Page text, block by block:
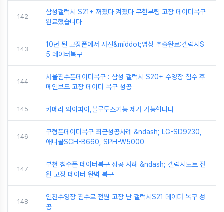
142
삼성갤럭시 S21+ 꺼졌다 켜졌다 무한부팅 고장 데이터복구
완료했습니다
143
10년 된 고장폰에서 사진&middot;영상 추출완료:갤럭시S
5 데이터복구
144
서울침수폰데이터복구 : 삼성 갤럭시 S20+ 수영장 침수 후
메인보드 고장 데이터 복구 성공
145 카메라 와이파이,블루투스기능 제거 가능합니다
146
구형폰데이터복구 최근성공사례 &ndash; LG-SD9230,
애니콜SCH-B660, SPH-W5000
147
부천 침수폰 데이터복구 성공 사례 &ndash; 갤럭시노트 전
원 고장 데이터 완벽 복구
148
인천수영장 침수로 전원 고장 난 갤럭시S21 데이터 복구 성
공